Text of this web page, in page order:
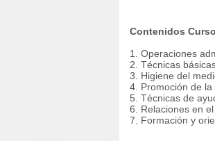
Contenidos
1. Operaciones
2. Técnicas
3. Higiene del
4. Promoción de la
5. Técnicas de
6. Relaciones en
7. Formación y